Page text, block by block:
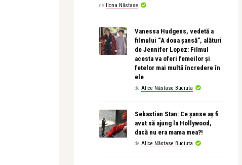
de Ilona Năstase
Vanessa Hudgens, vedetă a
filmului “A doua șansă”, alături
de Jennifer Lopez: Filmul
acesta va oferi femeilor și
fetelor mai multă încredere în
ele
de Alice Năstase Buciuta
Sebastian Stan: Ce șanse aș fi
avut să ajung la Hollywood,
dacă nu era mama mea?!
de Alice Năstase Buciuta